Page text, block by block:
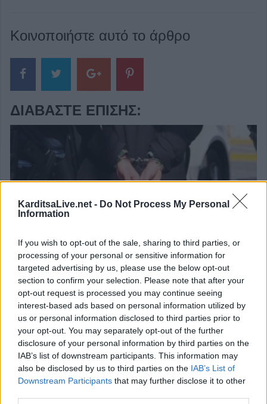
KarditsaLive.net - Do Not Process My Personal
Information
If you wish to opt-out of the sale, sharing to third parties, or
processing of your personal or sensitive information for
targeted advertising by us, please use the below opt-out
section to confirm your selection. Please note that after your
opt-out request is processed you may continue seeing
interest-based ads based on personal information utilized by
us or personal information disclosed to third parties prior to
your opt-out. You may separately opt-out of the further
disclosure of your personal information by third parties on the
IAB’s list of downstream participants. This information may
also be disclosed by us to third parties on the IAB’s List of
Downstream Participants that may further disclose it to other
Κοινοποιήστε αυτό το άρθρο
ΔΙΑΒΆΣΤΕ ΕΠΊΣΗΣ:
διατάραξη κοινής ησυχίας, παραβάσεις στον
αιγιαλό, ναρκωτικά και οδήγηση υπό μέθη
Την Κυριακή 9 Αυγούστου η κηδεία του Αθανάσιου
Λαζαρίδη